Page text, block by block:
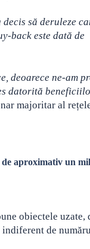
să deruleze
back este dată de
deoarece ne-am
datorită
majoritar al
aproximativ un
obiectele uzate,
de